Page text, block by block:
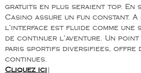
gratuits en plus seraient top. En
Casino assure un fun constant. A
l’interface est fluide comme une
de continuer l’aventure. Un
paris sportifs diversifiees, offre
continues.
Cliquez ici